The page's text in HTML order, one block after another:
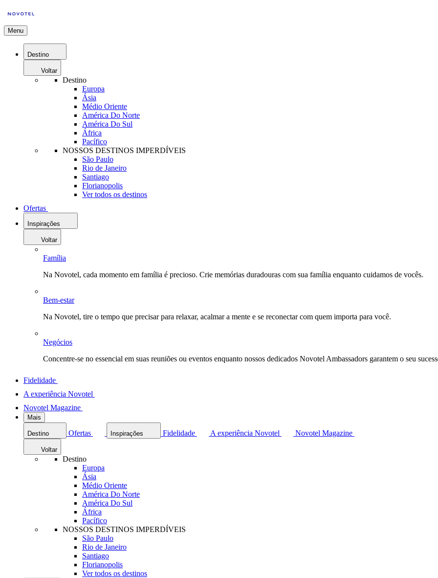
Menu
Destino
Voltar
Destino
Europa
Ásia
Médio Oriente
América Do Norte
América Do Sul
África
Pacífico
NOSSOS DESTINOS IMPERDÍVEIS
São Paulo
Rio de Janeiro
Santiago
Florianopolis
Ver todos os destinos
Ofertas
Inspirações
Voltar
Família
Na Novotel, cada momento em família é precioso. Crie memórias duradouras com sua família enquanto cuidamos de vocês.
Bem-estar
Na Novotel, tire o tempo que precisar para relaxar, acalmar a mente e se reconectar com quem importa para você.
Negócios
Concentre-se no essencial em suas reuniões ou eventos enquanto nossos dedicados Novotel Ambassadors garantem o seu
Fidelidade
A experiência Novotel
Novotel Magazine
Mais
Destino Ofertas Inspirações Fidelidade A experiência Novotel Novotel Magazine
Voltar
Destino
Europa
Ásia
Médio Oriente
América Do Norte
América Do Sul
África
Pacífico
NOSSOS DESTINOS IMPERDÍVEIS
São Paulo
Rio de Janeiro
Santiago
Florianopolis
Ver todos os destinos